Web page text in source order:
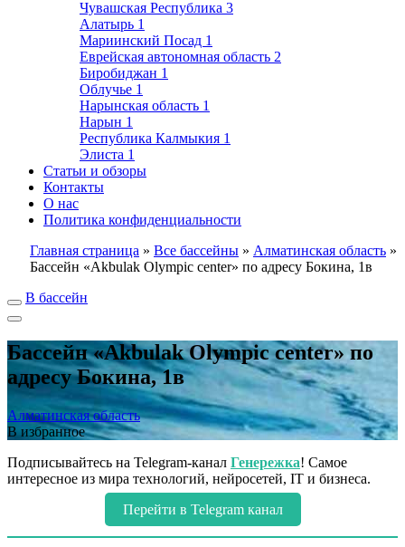
Чувашская Республика 3
Алатырь 1
Мариинский Посад 1
Еврейская автономная область 2
Биробиджан 1
Облучье 1
Нарынская область 1
Нарын 1
Республика Калмыкия 1
Элиста 1
Статьи и обзоры
Контакты
О нас
Политика конфиденциальности
Главная страница » Все бассейны » Алматинская область »
Бассейн «Akbulak Olympic center» по адресу Бокина, 1в
В бассейн
Бассейн «Akbulak Olympic center» по
адресу Бокина, 1в
Алматинская область
В избранное
Подписывайтесь на Telegram-канал Генережка! Самое
интересное из мира технологий, нейросетей, IT и бизнеса.
Перейти в Telegram канал